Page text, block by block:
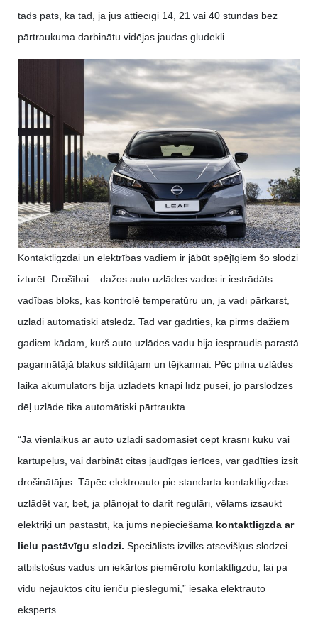
tāds pats, kā tad, ja jūs attiecīgi 14, 21 vai 40 stundas bez
pārtraukuma darbinātu vidējas jaudas gludekli.
Kontaktligzdai un elektrības vadiem ir jābūt spējīgiem šo slodzi
izturēt. Drošībai – dažos auto uzlādes vados ir iestrādāts
vadības bloks, kas kontrolē temperatūru un, ja vadi pārkarst,
uzlādi automātiski atslēdz. Tad var gadīties, kā pirms dažiem
gadiem kādam, kurš auto uzlādes vadu bija iespraudis parastā
pagarinātājā blakus sildītājam un tējkannai. Pēc pilna uzlādes
laika akumulators bija uzlādēts knapi līdz pusei, jo pārslodzes
dēļ uzlāde tika automātiski pārtraukta.
“Ja vienlaikus ar auto uzlādi sadomāsiet cept krāsnī kūku vai
kartupeļus, vai darbināt citas jaudīgas ierīces, var gadīties izsit
drošinātājus. Tāpēc elektroauto pie standarta kontaktligzdas
uzlādēt var, bet, ja plānojat to darīt regulāri, vēlams izsaukt
elektriķi un pastāstīt, ka jums nepieciešama kontaktligzda ar
lielu pastāvīgu slodzi. Speciālists izvilks atsevišķus slodzei
atbilstošus vadus un iekārtos piemērotu kontaktligzdu, lai pa
vidu nejauktos citu ierīču pieslēgumi,” iesaka elektrauto
eksperts.